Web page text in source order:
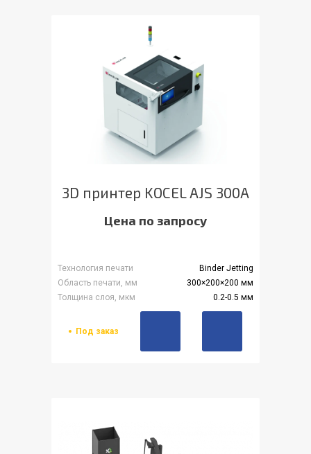
3D принтер KOCEL AJS 300A
Цена по запросу
Технология печати
Binder Jetting
Область печати, мм
300×200×200 мм
Толщина слоя, мкм
0.2-0.5 мм
Под заказ